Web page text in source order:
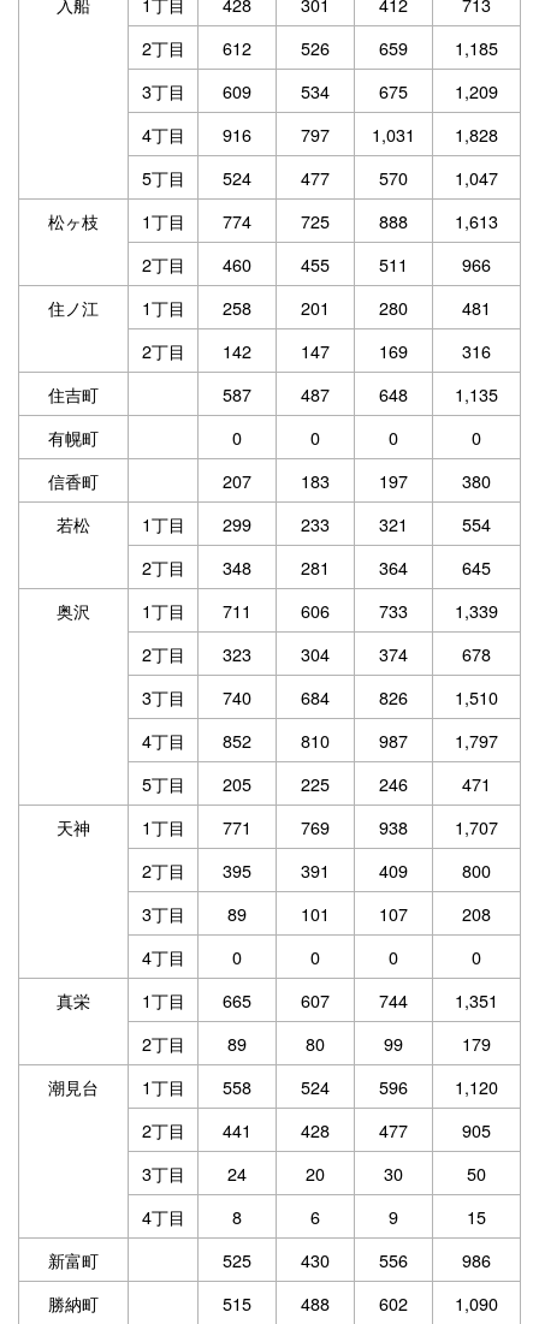
2丁目
612 526 659
1,185
3丁目
609 534 675
1,209
4丁目
916 797 1,031
1,828
5丁目
524 477 570
1,047
松ヶ枝
1丁目 774 725 888
1,613
2丁目
460 455 511
966
住ノ江
1丁目 258 201 280
481
2丁目
142 147 169
316
住吉町
587 487 648
1,135
有幌町
0 0 0
0
信香町
207 183 197
380
若松
1丁目 299 233 321
554
2丁目
348 281 364
645
奥沢
1丁目 711 606 733
1,339
2丁目
323 304 374
678
3丁目
740 684 826
1,510
4丁目
852 810 987
1,797
5丁目
205 225 246
471
天神
1丁目 771 769 938
1,707
2丁目
395 391 409
800
3丁目
89 101 107
208
4丁目
0 0 0
0
真栄
1丁目 665 607 744
1,351
2丁目
89 80 99
179
潮見台
1丁目 558 524 596
1,120
2丁目
441 428 477
905
3丁目
24 20 30
50
4丁目
8 6 9
15
新富町
525 430 556
986
勝納町
515 488 602 1,090